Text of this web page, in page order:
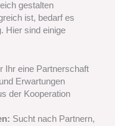
gestalten
ist, bedarf es
Hier sind einige
Ihr eine Partnerschaft
Erwartungen
der Kooperation
Sucht nach Partnern,